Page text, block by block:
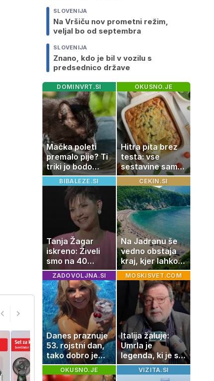
SLOVENIJA
Na Vršiču nov prometni režim,
veljal bo od septembra
SLOVENIJA
Znano, kdo je bil v vozilu s
predsednico države
DOMINVRT.SI
Mačka poleti
premalo pije? Ti
triki jo bodo
spodbudili, da
zaužije več vode
OKUSNO.JE
Hitra pita brez
testa: vse
sestavine samo
zmešate in
pečica opravi
ostalo
BIBALEZE.SI
Tanja Žagar
iskreno: Živeli
smo na 40
kvadratih, a
imela sem vse,
kar otrok
potrebuje
CEKIN.SI
Na Jadranu še
vedno obstaja
kraj, kjer lahko
dopustujete
poceni:
nastanitev že od
10 evrov, kosilo
za pet evrov
ZADOVOLJNA.SI
Danes praznuje
53. rojstni dan,
tako dobro je
videti znana
Slovenka
MOSKISVET.COM
Italija žaluje:
Umrla je
legenda, ki je s
svojimi pesmimi
zaznamovala
OKUSNO.JE VIZITA.SI